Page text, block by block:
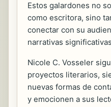
Estos galardones no
como escritora, sino
conectar con su
narrativas
Nicole C. Vosseler
proyectos literarios,
nuevas formas de
y emocionen a sus